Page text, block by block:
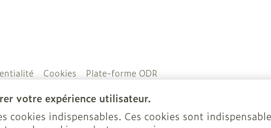
votre expérience utilisateur.
indispensables. Ces cookies sont
Cookies Plate-forme ODR